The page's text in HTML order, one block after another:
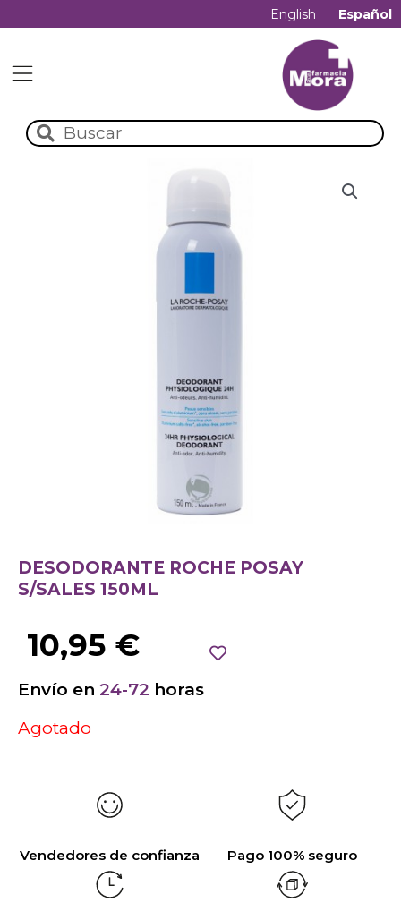
English Español
DESODORANTE ROCHE POSAY
S/SALES 150ML
10,95 €
Envío en 24-72 horas
Agotado
Vendedores de confianza Pago 100% seguro